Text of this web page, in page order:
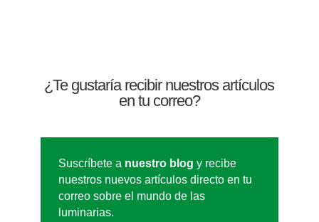
¿Te gustaría recibir nuestros artículos
en tu correo?
Suscríbete a nuestro blog y recibe
nuestros nuevos artículos directo en tu
correo sobre el mundo de las
luminarias.